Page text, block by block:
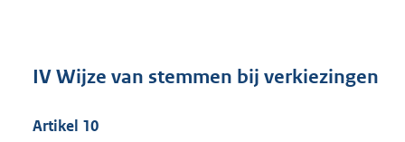
IV Wijze van stemmen bij verkiezingen
Artikel 10